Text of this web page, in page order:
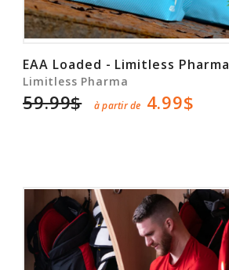
EAA Loaded - Limitless Pharma
Limitless Pharma
59.99$ à partir de 4.99$